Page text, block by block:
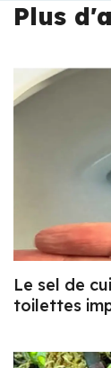
Plus
Le sel de
toilettes